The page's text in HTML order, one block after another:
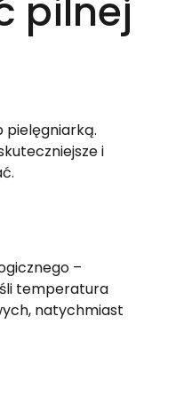
pilnej
pielęgniarką.
i
–
temperatura
natychmiast